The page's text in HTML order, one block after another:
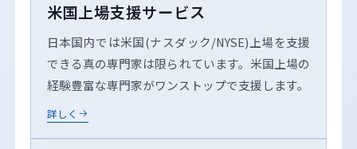
米国上場支援サービス
日本国内では米国(ナスダック/NYSE)上場を支援
できる真の専門家は限られています。米国上場の
経験豊富な専門家がワンストップで支援します。
詳しく